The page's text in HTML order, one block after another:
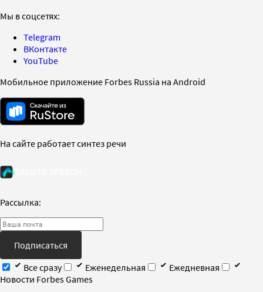
Мы в соцсетях:
Telegram
ВКонтакте
YouTube
Мобильное приложение Forbes Russia на Android
На сайте работает синтез речи
Рассылка:
Подписаться
Все сразу
Еженедельная
Ежедневная
Новости Forbes Games